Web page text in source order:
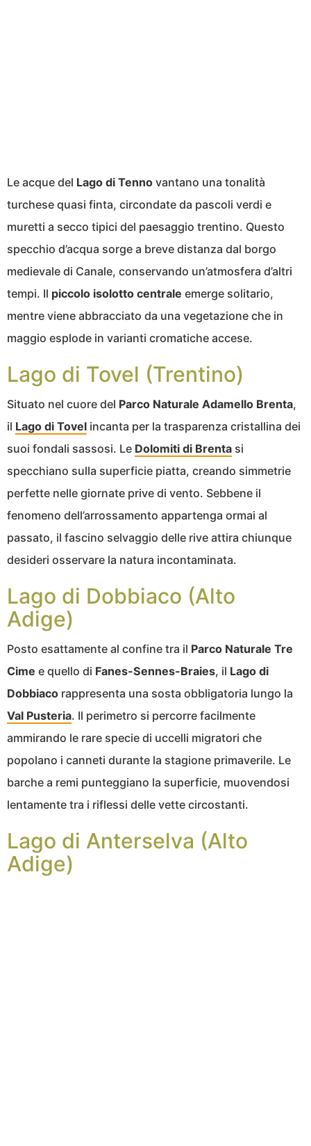
Le acque del Lago di Tenno vantano una tonalità
turchese quasi finta, circondate da pascoli verdi e
muretti a secco tipici del paesaggio trentino. Questo
specchio d’acqua sorge a breve distanza dal borgo
medievale di Canale, conservando un’atmosfera d’altri
tempi. Il piccolo isolotto centrale emerge solitario,
mentre viene abbracciato da una vegetazione che in
maggio esplode in varianti cromatiche accese.
Lago di Tovel (Trentino)
Situato nel cuore del Parco Naturale Adamello Brenta,
il Lago di Tovel incanta per la trasparenza cristallina dei
suoi fondali sassosi. Le Dolomiti di Brenta si
specchiano sulla superficie piatta, creando simmetrie
perfette nelle giornate prive di vento. Sebbene il
fenomeno dell’arrossamento appartenga ormai al
passato, il fascino selvaggio delle rive attira chiunque
desideri osservare la natura incontaminata.
Lago di Dobbiaco (Alto
Adige)
Posto esattamente al confine tra il Parco Naturale Tre
Cime e quello di Fanes-Sennes-Braies, il Lago di
Dobbiaco rappresenta una sosta obbligatoria lungo la
Val Pusteria. Il perimetro si percorre facilmente
ammirando le rare specie di uccelli migratori che
popolano i canneti durante la stagione primaverile. Le
barche a remi punteggiano la superficie, muovendosi
lentamente tra i riflessi delle vette circostanti.
Lago di Anterselva (Alto
Adige)